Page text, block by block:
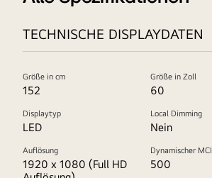
TECHNISCHE DISPLAYDATEN
Größe in cm
152
Größe in Zoll
60
Displaytyp
LED
Local Dimming
Nein
Auflösung
1920 x 1080 (Full HD
Dynamischer MCI
500